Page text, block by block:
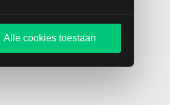
Alle cookies toestaan